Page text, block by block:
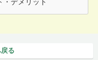
・デメリット
る